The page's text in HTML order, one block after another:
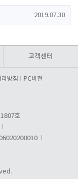
2019.07.30
고객센터
리방침 PC버전
호